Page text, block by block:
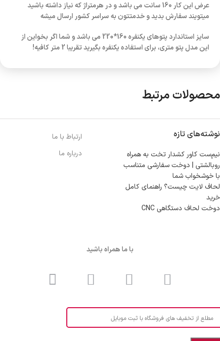
عرض این کار 160 سانت می باشد و در هرمتراژ که نیاز داشته باشید
میتویند سفارش بدید و خدمتتون به سراسر کشور ارسال میشه
سایز استاندارد پتوهای یکنفره 160*220 می باشد و شما اگر بخواین از
این مدل پتو متری، برای استفاده یکنفره بگیرید تقریبا 2 متر کافیه!
محصولات مرتبط
نوشته‌های تازه
نیم‌ست کاور کشدار تخت به همراه
روبالشتی | دوخت سفارشی متناسب
با خوشخواب شما
لحاف لایت چیست؟ راهنمای کامل
خرید
دوخت لحاف دستگاهی CNC
ارتباط با ما
درباره ما
با ما همراه باشید
مطلع از تخفیف های فروشگاه با ثبت موبایل